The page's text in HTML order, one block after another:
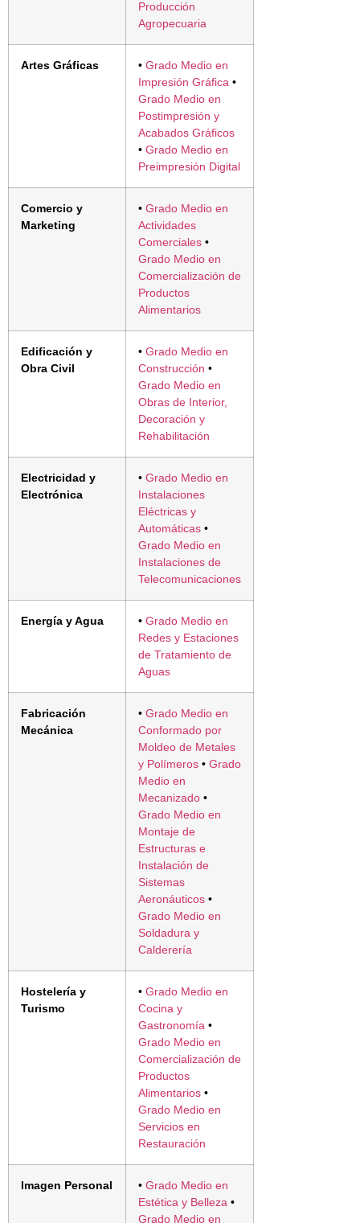
Producción
Agropecuaria
Artes Gráficas • Grado Medio en
Impresión Gráfica •
Grado Medio en
Postimpresión y
Acabados Gráficos
• Grado Medio en
Preimpresión Digital
Comercio y
Marketing
• Grado Medio en
Actividades
Comerciales •
Grado Medio en
Comercialización de
Productos
Alimentarios
Edificación y
Obra Civil
• Grado Medio en
Construcción •
Grado Medio en
Obras de Interior,
Decoración y
Rehabilitación
Electricidad y
Electrónica
• Grado Medio en
Instalaciones
Eléctricas y
Automáticas •
Grado Medio en
Instalaciones de
Telecomunicaciones
Energía y Agua • Grado Medio en
Redes y Estaciones
de Tratamiento de
Aguas
Fabricación
Mecánica
• Grado Medio en
Conformado por
Moldeo de Metales
y Polímeros • Grado
Medio en
Mecanizado •
Grado Medio en
Montaje de
Estructuras e
Instalación de
Sistemas
Aeronáuticos •
Grado Medio en
Soldadura y
Calderería
Hostelería y
Turismo
• Grado Medio en
Cocina y
Gastronomía •
Grado Medio en
Comercialización de
Productos
Alimentarios •
Grado Medio en
Servicios en
Restauración
Imagen Personal • Grado Medio en
Estética y Belleza •
Grado Medio en